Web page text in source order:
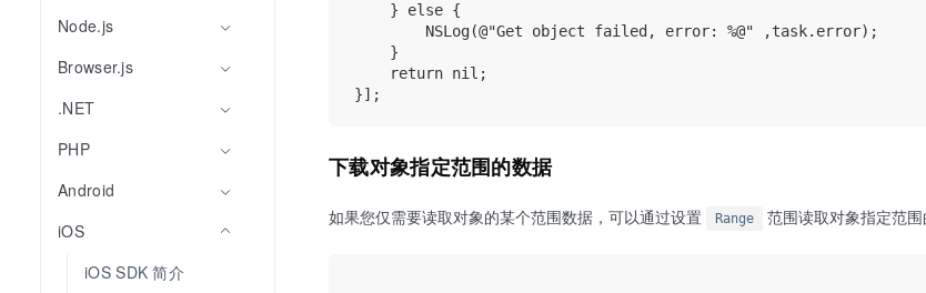
Node.js
Browser.js
.NET
PHP
Android
iOS
iOS SDK 简介
    } else {
        NSLog(@"Get object failed, error: %@" ,task.error);
    }
    return nil;
下载对象指定范围的数据
如果您仅需要读取对象的某个范围数据，可以通过设置 Range 范围读取对象指定范